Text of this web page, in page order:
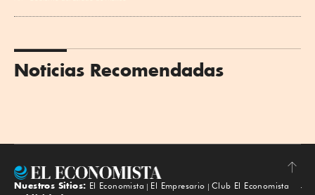
Noticias Recomendadas
Subir
Nuestros Sitios: El Economista El Empresario
Club El Economista